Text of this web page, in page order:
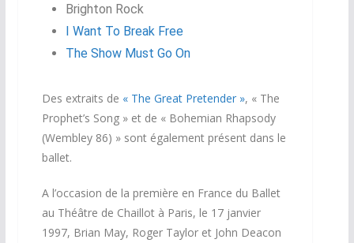
Brighton Rock
I Want To Break Free
The Show Must Go On
Des extraits de « The Great Pretender », « The
Prophet’s Song » et de « Bohemian Rhapsody
(Wembley 86) » sont également présent dans le
ballet.
A l’occasion de la première en France du Ballet
au Théâtre de Chaillot à Paris, le 17 janvier
1997, Brian May, Roger Taylor et John Deacon